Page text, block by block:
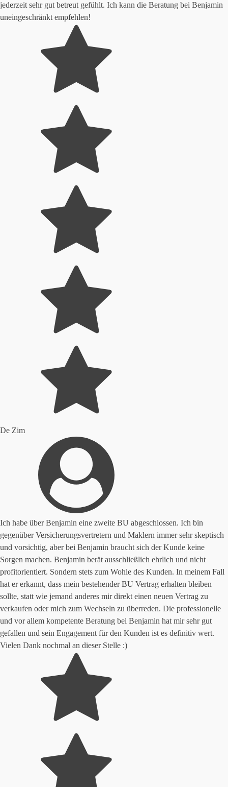
jederzeit sehr gut betreut gefühlt. Ich kann die Beratung bei Benjamin
uneingeschränkt empfehlen!
De Zim
Ich habe über Benjamin eine zweite BU abgeschlossen. Ich bin
gegenüber Versicherungsvertretern und Maklern immer sehr skeptisch
und vorsichtig, aber bei Benjamin braucht sich der Kunde keine
Sorgen machen. Benjamin berät ausschließlich ehrlich und nicht
profitorientiert. Sondern stets zum Wohle des Kunden. In meinem Fall
hat er erkannt, dass mein bestehender BU Vertrag erhalten bleiben
sollte, statt wie jemand anderes mir direkt einen neuen Vertrag zu
verkaufen oder mich zum Wechseln zu überreden. Die professionelle
und vor allem kompetente Beratung bei Benjamin hat mir sehr gut
gefallen und sein Engagement für den Kunden ist es definitiv wert.
Vielen Dank nochmal an dieser Stelle :)